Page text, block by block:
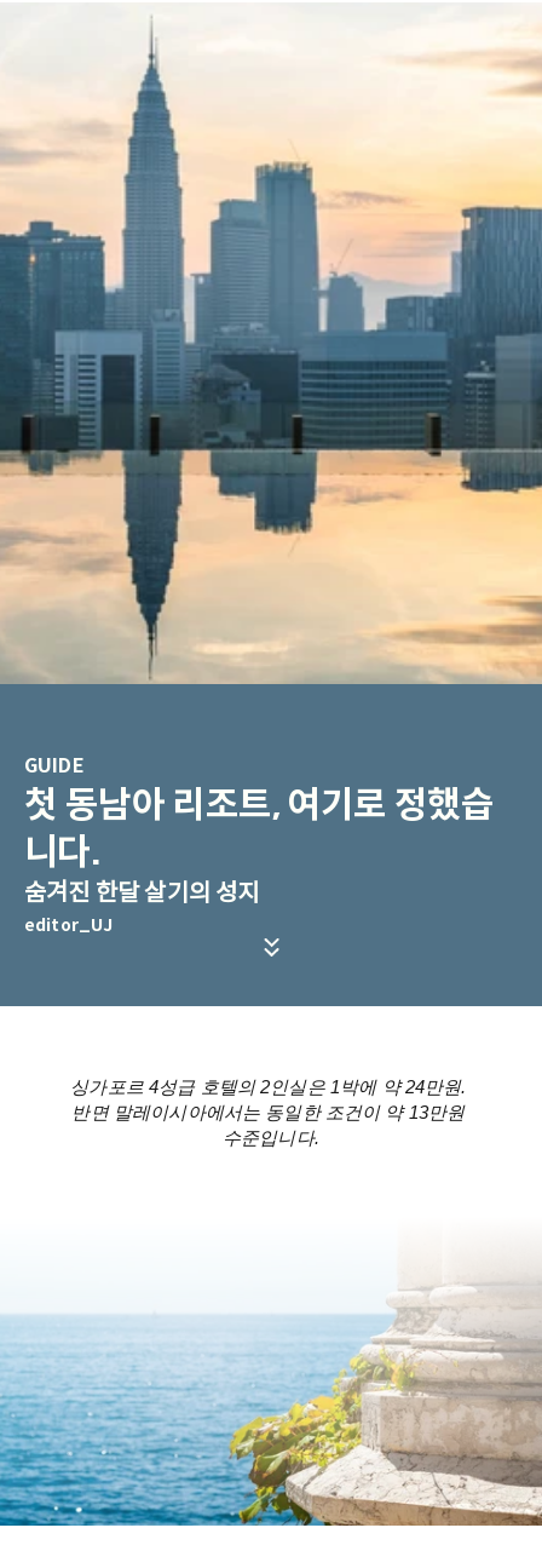
GUIDE
첫 동남아 리조트, 여기로 정했습
니다.
숨겨진 한달 살기의 성지
editor_UJ
싱가포르 4성급 호텔의 2인실은 1박에 약 24만원.
반면 말레이시아에서는 동일한 조건이 약 13만원
수준입니다.